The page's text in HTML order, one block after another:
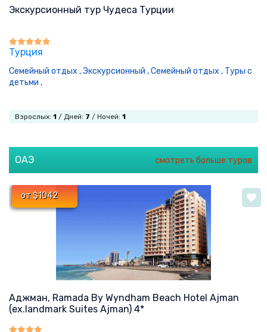
Экскурсионный тур Чудеса Турции
Турция
Семейный отдых ,Экскурсионный ,Семейный отдых , Туры с
детьми ,
Взрослых: 1 / Дней: 7 / Ночей: 1
ОАЭ смотреть больше туров
от $1042
Аджман, Ramada By Wyndham Beach Hotel Ajman
(ex.landmark Suites Ajman) 4*